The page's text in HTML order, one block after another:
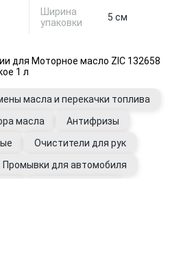
Ширина
упаковки
5 см
для Моторное масло ZIC 132658
1 л
масла и перекачки топлива
масла
Антифризы
Очистители для рук
Промывки для автомобиля